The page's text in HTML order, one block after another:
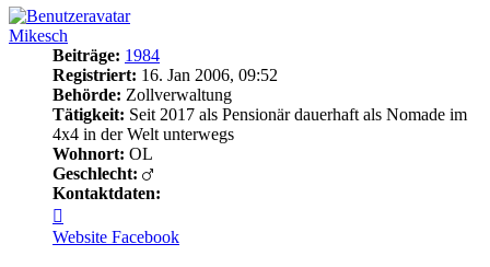
Mikesch
Beiträge: 1984
Registriert: 16. Jan 2006, 09:52
Behörde: Zollverwaltung
Tätigkeit: Seit 2017 als Pensionär dauerhaft als Nomade im
4x4 in der Welt unterwegs
Wohnort: OL
Geschlecht:
Kontaktdaten:
von
Mikesch
Website Facebook